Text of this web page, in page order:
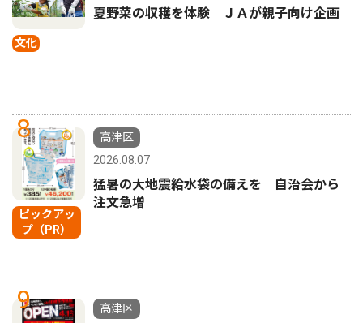
文化
夏野菜の収穫を体験 ＪＡが親子向け企画
8
ピックアッ
プ（PR）
高津区
2026.08.07
猛暑の大地震給水袋の備えを 自治会から
注文急増
9
高津区